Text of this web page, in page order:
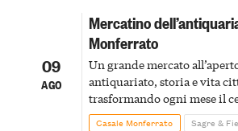
09
AGO
Mercatino
Monferrato
Un grande mercato
antiquariato, storia e vita
trasformando ogni mese il
Monferrato in un luogo di
Casale Monferrato Sagre &